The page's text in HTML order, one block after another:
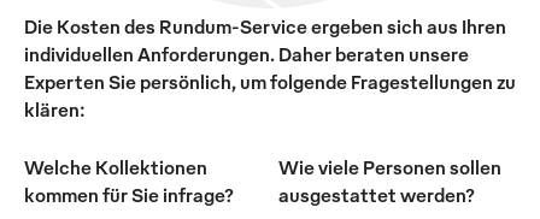
Die Kosten des Rundum-Service ergeben sich aus Ihren
individuellen Anforderungen. Daher beraten unsere
Experten Sie persönlich, um folgende Fragestellungen zu
klären:
Welche Kollektionen
kommen für Sie infrage?
Wie viele Personen sollen
ausgestattet werden?